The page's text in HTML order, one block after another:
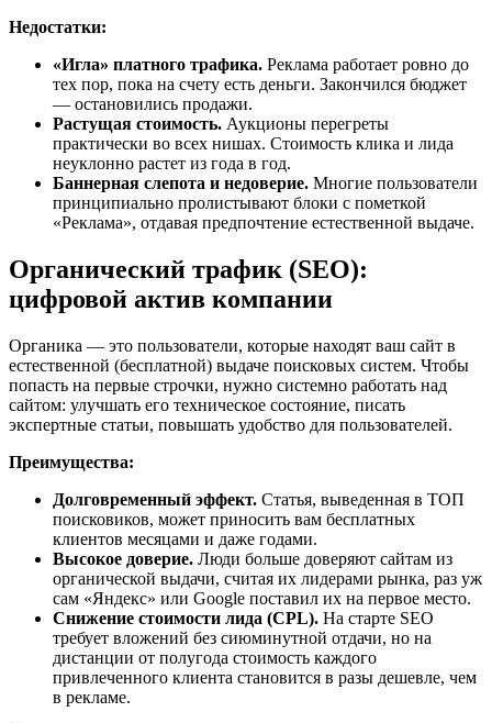
Недостатки:
«Игла» платного трафика. Реклама работает ровно до
тех пор, пока на счету есть деньги. Закончился бюджет
— остановились продажи.
Растущая стоимость. Аукционы перегреты
практически во всех нишах. Стоимость клика и лида
неуклонно растет из года в год.
Баннерная слепота и недоверие. Многие пользователи
принципиально пролистывают блоки с пометкой
«Реклама», отдавая предпочтение естественной выдаче.
Органический трафик (SEO):
цифровой актив компании
Органика — это пользователи, которые находят ваш сайт в
естественной (бесплатной) выдаче поисковых систем. Чтобы
попасть на первые строчки, нужно системно работать над
сайтом: улучшать его техническое состояние, писать
экспертные статьи, повышать удобство для пользователей.
Преимущества:
Долговременный эффект. Статья, выведенная в ТОП
поисковиков, может приносить вам бесплатных
клиентов месяцами и даже годами.
Высокое доверие. Люди больше доверяют сайтам из
органической выдачи, считая их лидерами рынка, раз уж
сам «Яндекс» или Google поставил их на первое место.
Снижение стоимости лида (CPL). На старте SEO
требует вложений без сиюминутной отдачи, но на
дистанции от полугода стоимость каждого
привлеченного клиента становится в разы дешевле, чем
в рекламе.